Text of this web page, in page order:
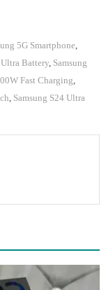
5G Smartphone,
Battery, Samsung
Fast Charging,
, Samsung S24 Ultra